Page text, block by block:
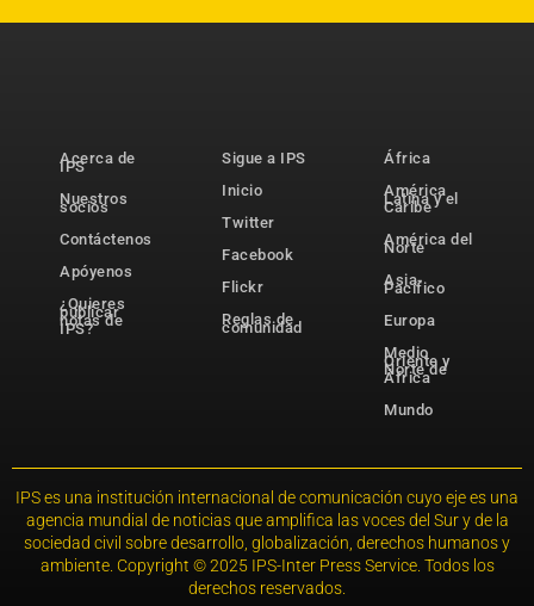
Acerca de
IPS
Nuestros
socios
Contáctenos
Apóyenos
¿Quieres
publicar
notas de
IPS?
Sigue a IPS
Inicio
Twitter
Facebook
Flickr
Reglas de
comunidad
África
América
Latina y el
Caribe
América del
Norte
Asia-
Pacífico
Europa
Medio
Oriente y
Norte de
África
Mundo
IPS es una institución internacional de comunicación cuyo eje es una
agencia mundial de noticias que amplifica las voces del Sur y de la
sociedad civil sobre desarrollo, globalización, derechos humanos y
ambiente. Copyright © 2025 IPS-Inter Press Service. Todos los
derechos reservados.